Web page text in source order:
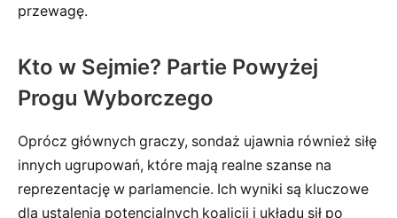
przewagę.
Kto w Sejmie? Partie Powyżej
Progu Wyborczego
Oprócz głównych graczy, sondaż ujawnia również siłę
innych ugrupowań, które mają realne szanse na
reprezentację w parlamencie. Ich wyniki są kluczowe
dla ustalenia potencjalnych koalicji i układu sił po